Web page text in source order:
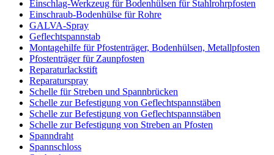
Einschlag-Werkzeug für Bodenhülsen für Stahlrohrpfosten
Einschraub-Bodenhülse für Rohre
GALVA-Spray
Geflechtspannstab
Montagehilfe für Pfostenträger, Bodenhülsen, Metallpfosten
Pfostenträger für Zaunpfosten
Reparaturlackstift
Reparaturspray
Schelle für Streben und Spannbrücken
Schelle zur Befestigung von Geflechtspannstäben
Schelle zur Befestigung von Geflechtspannstäben
Schelle zur Befestigung von Streben an Pfosten
Spanndraht
Spannschloss